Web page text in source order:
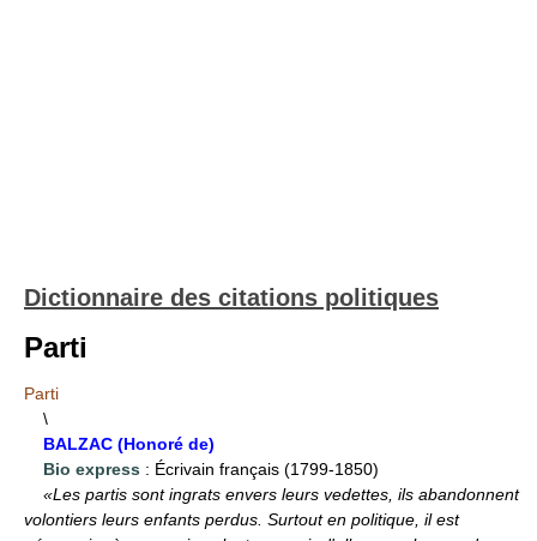
Dictionnaire des citations politiques
Parti
Parti
\
BALZAC (Honoré de)
Bio express : Écrivain français (1799-1850)
«Les partis sont ingrats envers leurs vedettes, ils abandonnent
volontiers leurs enfants perdus. Surtout en politique, il est